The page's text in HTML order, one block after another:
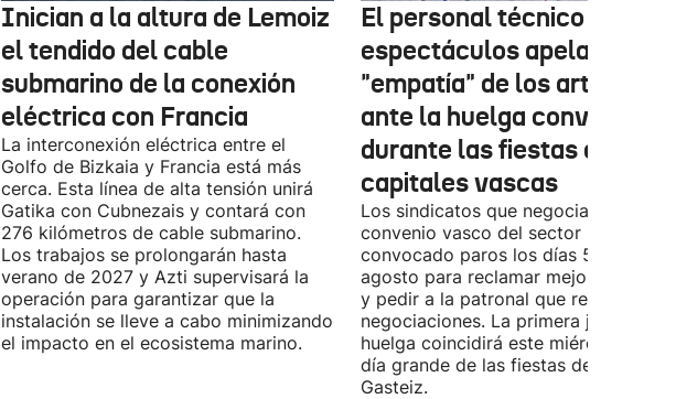
Inician a la altura de Lemoiz
el tendido del cable
submarino de la conexión
eléctrica con Francia
La interconexión eléctrica entre el
Golfo de Bizkaia y Francia está más
cerca. Esta línea de alta tensión unirá
Gatika con Cubnezais y contará con
276 kilómetros de cable submarino.
Los trabajos se prolongarán hasta
verano de 2027 y Azti supervisará la
operación para garantizar que la
instalación se lleve a cabo minimizando
el impacto en el ecosistema marino.
El personal técnico de
espectáculos apela a la
"empatía" de los artistas
ante la huelga convocada
durante las fiestas de las
capitales vascas
Los sindicatos que negocian el
convenio vasco del sector han
convocado paros los días 5, 14 y 26
agosto para reclamar mejoras
y pedir a la patronal que retome las
negociaciones. La primera jornada de
huelga coincidirá este miércoles con
día grande de las fiestas de Vitoria-
Gasteiz.